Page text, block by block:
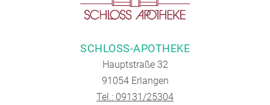
SCHLOSS-APOTHEKE
Hauptstraße 32
91054 Erlangen
Tel.: 09131/25304